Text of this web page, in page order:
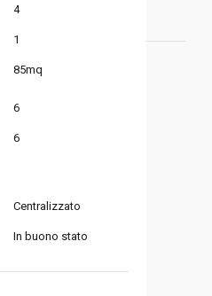
4
1
85mq
6
6
Centralizzato
In buono stato